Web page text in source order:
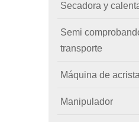
Secadora y
Semi
transporte
Máquina de
Manipulador